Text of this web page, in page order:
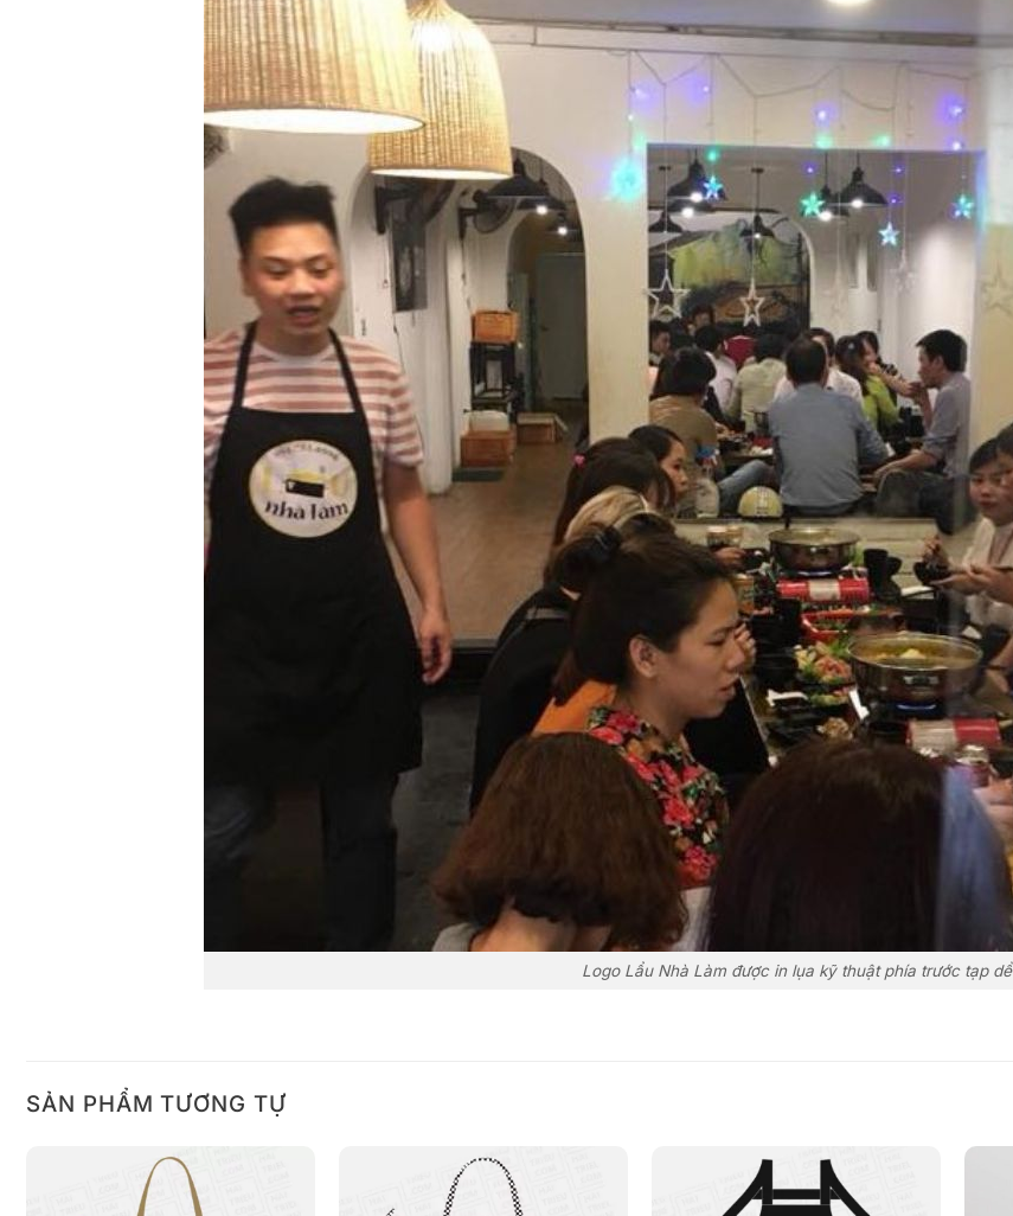
Logo Lẩu Nhà Làm được in lụa kỹ thuật phía trước tạp dề
SẢN PHẨM TƯƠNG TỰ